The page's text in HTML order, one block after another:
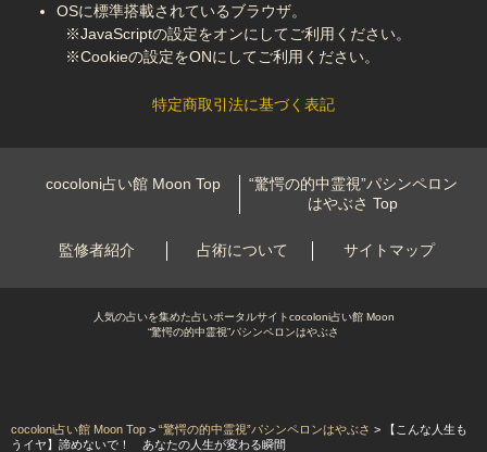
OSに標準搭載されているブラウザ。
※JavaScriptの設定をオンにしてご利用ください。
※Cookieの設定をONにしてご利用ください。
特定商取引法に基づく表記
cocoloni占い館 Moon Top
“驚愕の的中霊視”パシンペロン
はやぶさ Top
監修者紹介 占術について サイトマップ
人気の占いを集めた占いポータルサイトcocoloni占い館 Moon
“驚愕の的中霊視”パシンペロンはやぶさ
cocoloni占い館 Moon Top > “驚愕の的中霊視”パシンペロンはやぶさ > 【こんな人生も
うイヤ】諦めないで！ あなたの人生が変わる瞬間